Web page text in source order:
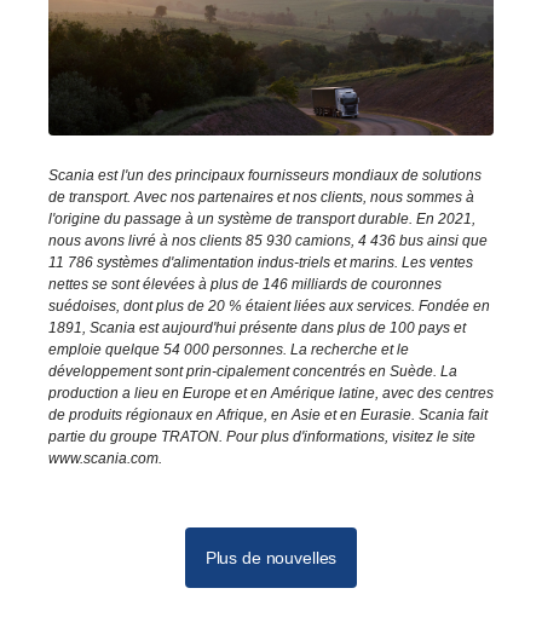
Scania est l'un des principaux fournisseurs mondiaux de solutions
de transport. Avec nos partenaires et nos clients, nous sommes à
l'origine du passage à un système de transport durable. En 2021,
nous avons livré à nos clients 85 930 camions, 4 436 bus ainsi que
11 786 systèmes d'alimentation indus-triels et marins. Les ventes
nettes se sont élevées à plus de 146 milliards de couronnes
suédoises, dont plus de 20 % étaient liées aux services. Fondée en
1891, Scania est aujourd'hui présente dans plus de 100 pays et
emploie quelque 54 000 personnes. La recherche et le
développement sont prin-cipalement concentrés en Suède. La
production a lieu en Europe et en Amérique latine, avec des centres
de produits régionaux en Afrique, en Asie et en Eurasie. Scania fait
partie du groupe TRATON. Pour plus d'informations, visitez le site
www.scania.com.
Plus de nouvelles